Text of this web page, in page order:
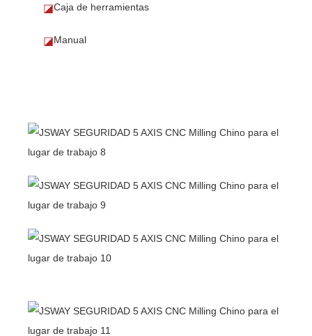
◪Caja de herramientas
◪Manual